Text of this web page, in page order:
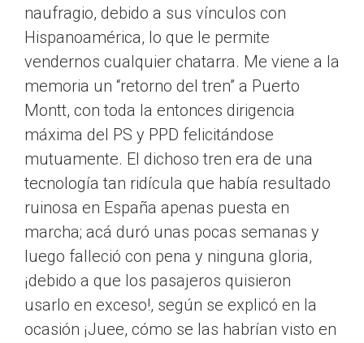
naufragio, debido a sus vínculos con
Hispanoamérica, lo que le permite
vendernos cualquier chatarra. Me viene a la
memoria un “retorno del tren” a Puerto
Montt, con toda la entonces dirigencia
máxima del PS y PPD felicitándose
mutuamente. El dichoso tren era de una
tecnología tan ridícula que había resultado
ruinosa en España apenas puesta en
marcha; acá duró unas pocas semanas y
luego falleció con pena y ninguna gloria,
¡debido a que los pasajeros quisieron
usarlo en exceso!, según se explicó en la
ocasión ¡Juee, cómo se las habrían visto en